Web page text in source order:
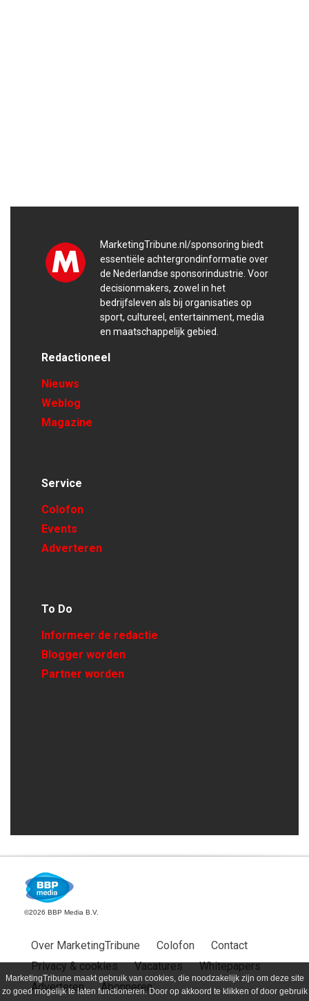
MarketingTribune maakt gebruik van cookies, die noodzakelijk zijn om deze site
zo goed mogelijk te laten functioneren. Door op akkoord te klikken of door gebruik
MarketingTribune.nl/sponsoring biedt
essentiële achtergrondinformatie over
de Nederlandse sponsorindustrie. Voor
decisionmakers, zowel in het
bedrijfsleven als bij organisaties op
sport, cultureel, entertainment, media
en maatschappelijk gebied.
Redactioneel
Nieuws
Weblog
Magazine
Service
Colofon
Events
Adverteren
To Do
Informeer de redactie
Blogger worden
Partner worden
©2026 BBP Media B.V.
Over MarketingTribune Colofon
Contact
Privacy & cookies
Vacatures
Whitepapers
Adverteren
Abonneren